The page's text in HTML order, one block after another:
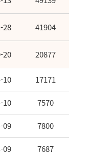
28 41904
20 20877
10 17171
10 7570
09 7800
09 7687